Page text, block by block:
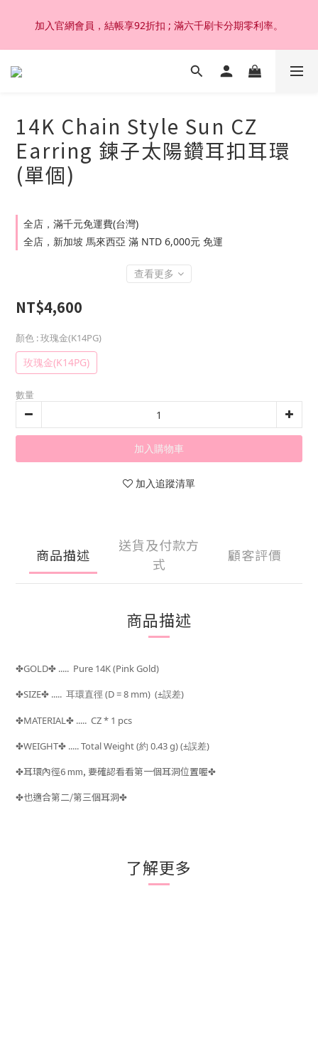
加入官網會員，結帳享92折扣 ; 滿六千刷卡分期零利率。
加入官網會員，結帳享92折扣 ; 滿六千刷卡分期零利率。
韓國設計製作。純14K 18K金，非鍍金非注金；洗澡，運動(汗
加入官網會員，結帳享92折扣 ; 滿六千刷卡分期零利率。
14K Chain Style Sun CZ
Earring 鍊子太陽鑽耳扣耳環
(單個)
全店，滿千元免運費(台灣)
全店，新加坡 馬來西亞 滿 NTD 6,000元 免運
查看更多
NT$4,600
顏色 : 玫瑰金(K14PG)
玫瑰金(K14PG)
數量
加入購物車
加入追蹤清單
商品描述
送貨及付款方
式
顧客評價
商品描述
✤GOLD✤ ..... Pure 14K (Pink Gold)
✤SIZE✤ ..... 耳環直徑 (D = 8 mm) (±誤差)
✤MATERIAL✤ ..... CZ * 1 pcs
✤WEIGHT✤ ..... Total Weight (約 0.43 g) (±誤差)
✤耳環內徑6 mm, 要確認看看第一個耳洞位置喔✤
✤也適合第二/第三個耳洞✤
了解更多